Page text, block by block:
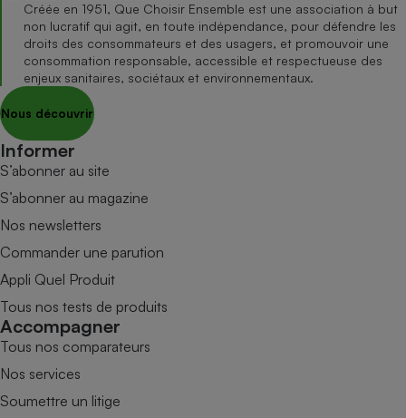
Créée en 1951, Que Choisir Ensemble est une association à but
non lucratif qui agit, en toute indépendance, pour défendre les
droits des consommateurs et des usagers, et promouvoir une
consommation responsable, accessible et respectueuse des
enjeux sanitaires, sociétaux et environnementaux.
Nous découvrir
Informer
S’abonner au site
S’abonner au magazine
Nos newsletters
Commander une parution
Appli Quel Produit
Tous nos tests de produits
Accompagner
Tous nos comparateurs
Nos services
Soumettre un litige